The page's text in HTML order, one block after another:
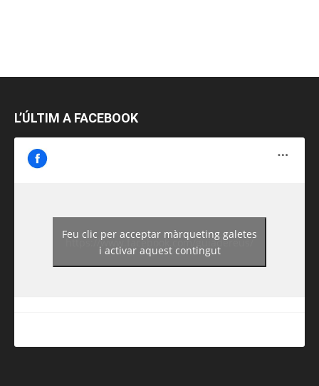
L’ÚLTIM A FACEBOOK
https://www.facebook.com/guiadereus/
Feu clic per acceptar màrqueting galetes
i activar aquest contingut